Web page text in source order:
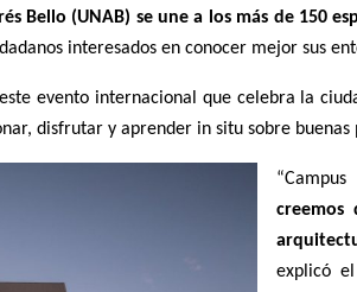
Bello (UNAB) se une a los más de 150
interesados en conocer mejor sus
evento internacional que celebra la
disfrutar y aprender in situ sobre
creemos
explicó